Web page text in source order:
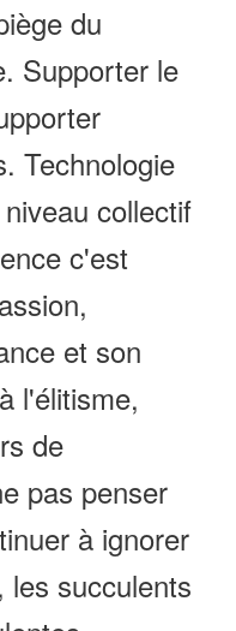
du
Supporter le
Technologie
collectif
c'est
et son
l'élitisme,
de
pas penser
à ignorer
les succulents